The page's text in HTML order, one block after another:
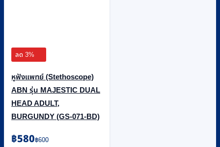
ลด 3%
หูฟังแพทย์ (Stethoscope)
ABN รุ่น MAJESTIC DUAL
HEAD ADULT,
BURGUNDY (GS-071-BD)
฿600
Original
฿580
Current